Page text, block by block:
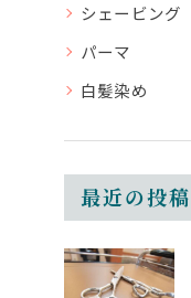
シェービング
パーマ
白髪染め
最近の投稿